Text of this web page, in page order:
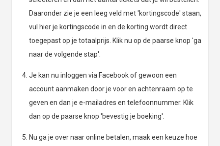
Daaronder zie je een leeg veld met 'kortingscode' staan,
vul hier je kortingscode in en de korting wordt direct
toegepast op je totaalprijs. Klik nu op de paarse knop 'ga
naar de volgende stap'.
Je kan nu inloggen via Facebook of gewoon een
account aanmaken door je voor en achtenraam op te
geven en dan je e-mailadres en telefoonnummer. Klik
dan op de paarse knop 'bevestig je boeking'.
Nu ga je over naar online betalen, maak een keuze hoe